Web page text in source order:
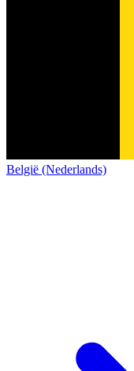
België (Nederlands)